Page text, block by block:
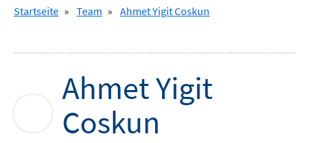
Startseite » Team » Ahmet Yigit Coskun
Ahmet Yigit
Coskun